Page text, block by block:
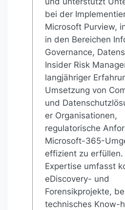
bei der
Microsoft Purview,
in den Bereichen
Governance,
Insider Risk
langjähriger
Umsetzung von
und
er Organisationen,
regulatorische
Microsoft-365-
effizient zu erfüllen.
Expertise umfasst
eDiscovery- und
Forensikprojekte,
technisches Know-